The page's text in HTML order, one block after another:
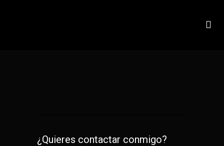
¿Quieres contactar conmigo?